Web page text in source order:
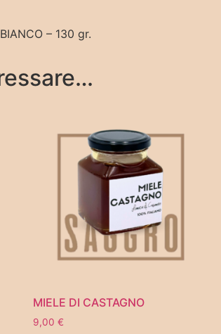
– 130 gr.
MIELE DI CASTAGNO
9,00 €